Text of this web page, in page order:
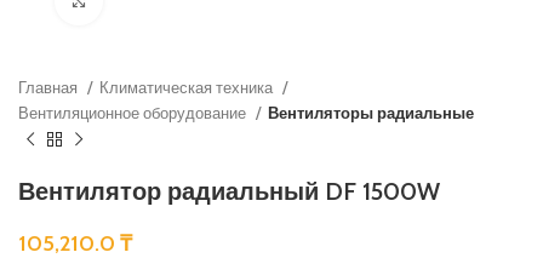
Главная
Климатическая техника
Вентиляционное оборудование
Вентиляторы радиальные
Вентилятор радиальный DF 1500W
105,210.0 ₸